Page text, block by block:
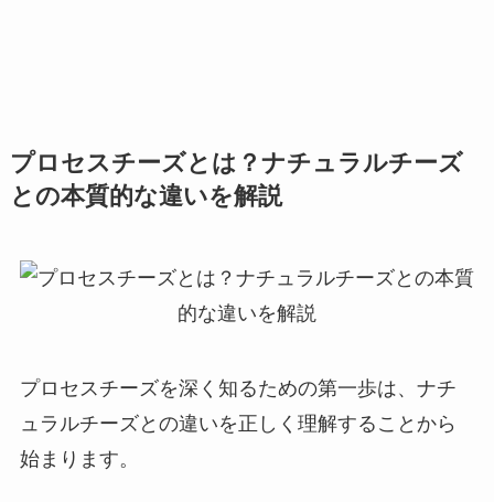
プロセスチーズとは？ナチュラルチーズ
との本質的な違いを解説
プロセスチーズを深く知るための第一歩は、ナチ
ュラルチーズとの違いを正しく理解することから
始まります。